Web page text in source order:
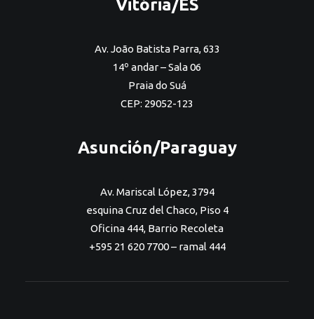
Vitória/ES
Av. João Batista Parra, 633
14º andar – Sala 06
Praia do Suá
CEP: 29052-123
Asunción/Paraguay
Av. Mariscal López, 3794
esquina Cruz del Chaco, Piso 4
Oficina 444, Barrio Recoleta
+595 21 620 7700 – ramal 444